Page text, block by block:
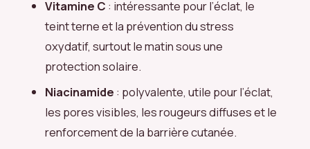
Vitamine C : intéressante pour l’éclat, le
teint terne et la prévention du stress
oxydatif, surtout le matin sous une
protection solaire.
Niacinamide : polyvalente, utile pour l’éclat,
les pores visibles, les rougeurs diffuses et le
renforcement de la barrière cutanée.